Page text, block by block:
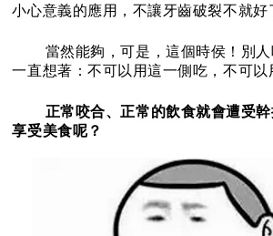
小心意義的應用，不讓牙齒破裂不就好
當然能夠，可是，這個時侯！別
一直想著：不可以用這一側吃，不可
正常咬合、正常的飲食就會遭受
享受美食呢？